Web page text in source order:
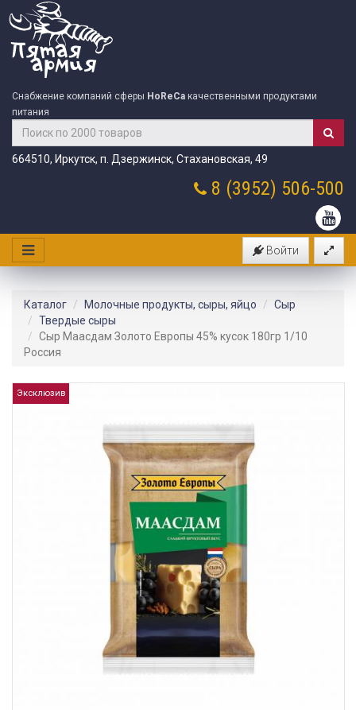
Снабжение компаний сферы HoReCa качественными продуктами
питания
664510, Иркутск, п. Дзержинск, Стахановская, 49
8 (3952) 506-500
Войти
Каталог Молочные продукты, сыры, яйцо
Сыр
Твердые сыры
Сыр Маасдам Золото Европы 45% кусок 180гр 1/10
Россия
Эксклюзив